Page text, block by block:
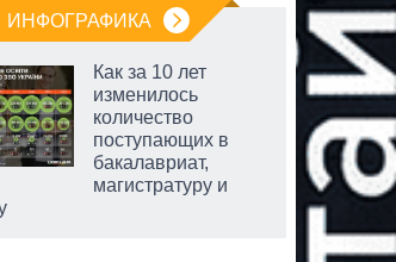
ИНФОГРАФИКА
Как за 10 лет
изменилось
количество
поступающих в
бакалавриат,
магистратуру и